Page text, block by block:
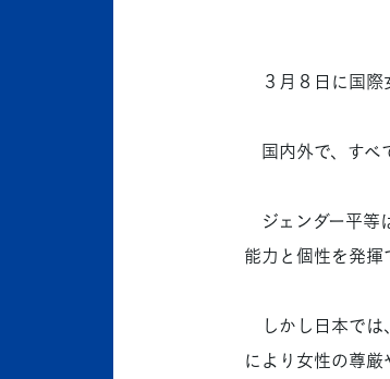
３月８日に国際
国内外で、すべ
ジェンダー平等
能力と個性を発揮
しかし日本では
により女性の尊